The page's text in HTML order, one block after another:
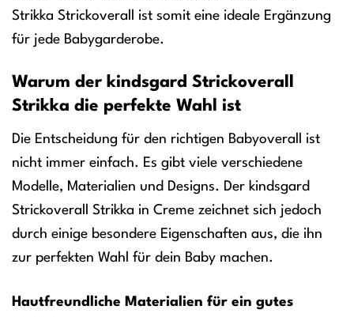
Strikka Strickoverall ist somit eine ideale Ergänzung
für jede Babygarderobe.
Warum der kindsgard Strickoverall
Strikka die perfekte Wahl ist
Die Entscheidung für den richtigen Babyoverall ist
nicht immer einfach. Es gibt viele verschiedene
Modelle, Materialien und Designs. Der kindsgard
Strickoverall Strikka in Creme zeichnet sich jedoch
durch einige besondere Eigenschaften aus, die ihn
zur perfekten Wahl für dein Baby machen.
Hautfreundliche Materialien für ein gutes